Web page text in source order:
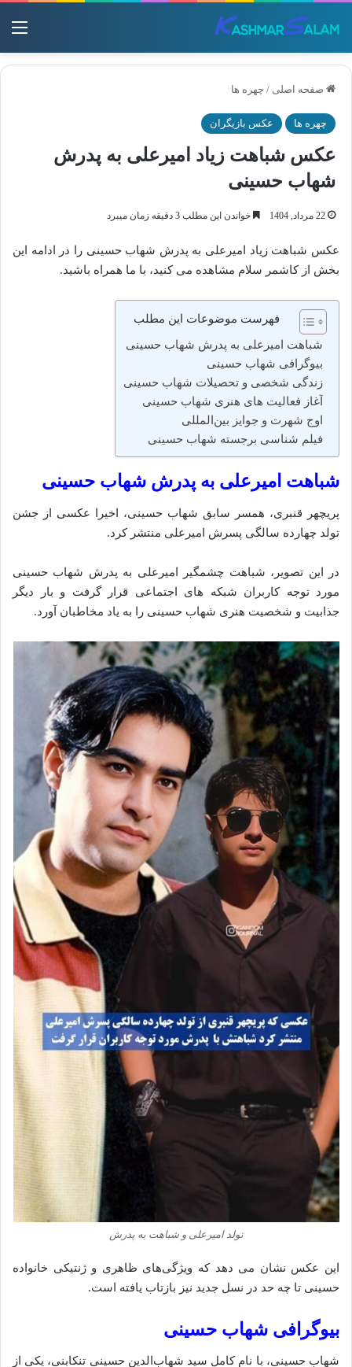
صفحه اصلی / چهره ها
چهره ها عکس بازیگران
عکس شباهت زیاد امیرعلی به پدرش
شهاب حسینی
22 مرداد, 1404 خواندن این مطلب 3 دقیقه زمان میبرد
عکس شباهت زیاد امیرعلی به پدرش شهاب حسینی را در ادامه این
بخش از کاشمر سلام مشاهده می کنید، با ما همراه باشید.
فهرست موضوعات این مطلب
شباهت امیرعلی به پدرش شهاب حسینی
بیوگرافی شهاب حسینی
زندگی شخصی و تحصیلات شهاب حسینی
آغاز فعالیت‌ های هنری شهاب حسینی
اوج شهرت و جوایز بین‌المللی
فیلم‌ شناسی برجسته شهاب حسینی
شباهت امیرعلی به پدرش شهاب حسینی
پریچهر قنبری، همسر سابق شهاب حسینی، اخیرا عکسی از جشن
تولد چهارده سالگی پسرش امیرعلی منتشر کرد.
در این تصویر، شباهت چشمگیر امیرعلی به پدرش شهاب حسینی
مورد توجه کاربران شبکه‌ های اجتماعی قرار گرفت و بار دیگر
جذابیت و شخصیت هنری شهاب حسینی را به یاد مخاطبان آورد.
تولد امیرعلی و شباهت به پدرش
این عکس نشان می‌ دهد که ویژگی‌های ظاهری و ژنتیکی خانواده
حسینی تا چه حد در نسل جدید نیز بازتاب یافته است.
بیوگرافی شهاب حسینی
شهاب حسینی، با نام کامل سید شهاب‌الدین حسینی تنکابنی، یکی از